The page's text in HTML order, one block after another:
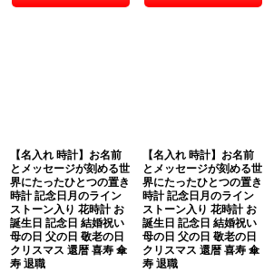
【名入れ 時計】お名前
とメッセージが刻める世
界にたったひとつの置き
時計 記念日月のライン
ストーン入り 花時計 お
誕生日 記念日 結婚祝い
母の日 父の日 敬老の日
クリスマス 還暦 喜寿 傘
寿 退職
【名入れ 時計】お名前
とメッセージが刻める世
界にたったひとつの置き
時計 記念日月のライン
ストーン入り 花時計 お
誕生日 記念日 結婚祝い
母の日 父の日 敬老の日
クリスマス 還暦 喜寿 傘
寿 退職